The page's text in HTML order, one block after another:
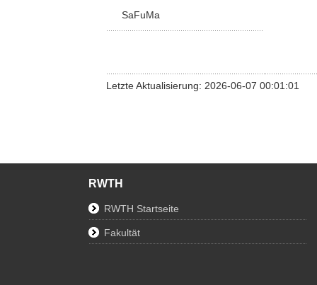
SaFuMa
Letzte Aktualisierung: 2026-06-07 00:01:01
RWTH
RWTH Startseite
Fakultät